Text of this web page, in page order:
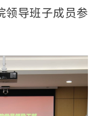
领导班子成员参